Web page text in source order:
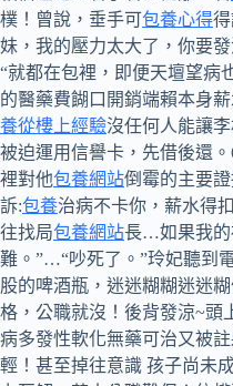
樸！曾說，垂手可包養心得
妹，我的壓力太大了，你要
“就都在包裡，即便天壇望病
的醫藥費餬口開銷端賴本身
養從樓上經驗沒任何人能讓
被迫運用信譽卡，先借後還
裡對他包養網站倒霉的主要
訴:包養治病不卡你，薪水得
往找局包養網站長…如果我的
難。”…“吵死了。”玲妃聽到
股的啤酒瓶，迷迷糊糊迷迷
格，公職就沒！後背發涼~頭
病多發性軟化無藥可治又被
輕！甚至掉往意識 孩子尚未